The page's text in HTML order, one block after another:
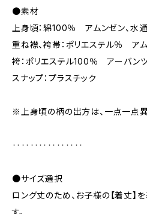
●素材
上身頃：綿100％ アムンゼン、水
重ね襟、袴帯：ポリエステル％ ア
袴：ポリエステル100％ アーバン
スナップ：プラスチック
※上身頃の柄の出方は、一点一点
‥‥‥‥‥‥‥‥
●サイズ選択
ロング丈のため、お子様の【着丈】
す。